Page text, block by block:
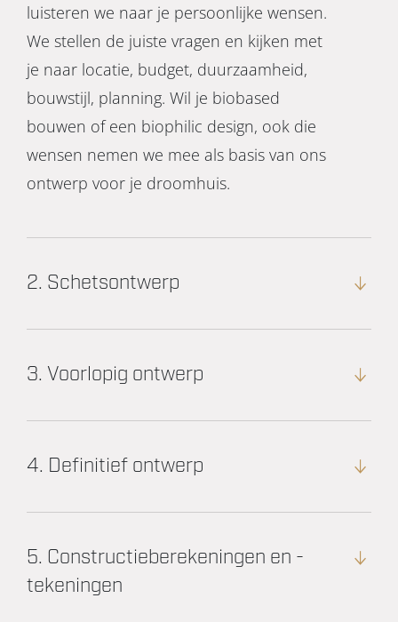
luisteren we naar je persoonlijke wensen.
We stellen de juiste vragen en kijken met
je naar locatie, budget, duurzaamheid,
bouwstijl, planning. Wil je biobased
bouwen of een biophilic design, ook die
wensen nemen we mee als basis van ons
ontwerp voor je droomhuis.
2. Schetsontwerp
3. Voorlopig ontwerp
4. Definitief ontwerp
5. Constructieberekeningen en -
tekeningen